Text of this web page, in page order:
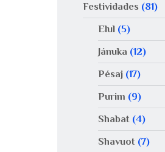
Festividades (81)
Elul(5)
Jánuka (12)
Pésaj(17)
Purim (9)
Shabat(4)
Shavuot(7)